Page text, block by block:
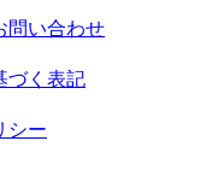
問い合わせ
づく表記
シー